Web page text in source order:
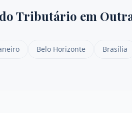
Tributário em
Belo Horizonte Brasília